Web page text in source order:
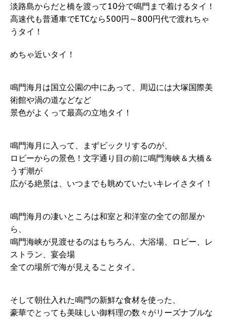
淡路島からだと橋を渡って10分で鳴門まで着けるタイ！
高速代も普通車でETCなら500円～800円代で渡れちゃ
うタイ！
めちゃ近いタイ！
鳴門海月は国立公園の中にあって、周辺には大塚国際美
術館や渦の道などなど
景色がよくって最高の立地タイ！
鳴門海月に入って、まずビックリするのが、
ロビーからの景色！文字通り目の前に鳴門海峡＆大橋＆
うず潮が
広がる絶景は、いつまでも眺めていたいキレイさタイ！
鳴門海月の凄いところは和室と和洋室の全ての部屋か
ら、
鳴門海峡が見渡せるのはもちろん、大浴場、ロビー、レ
ストラン、宴会場
全ての場所で海が見えることタイ。
そして朝仕入れた鳴門の新鮮な食材を使った、
豪華でとっても美味しい御料理の数々がリーズナブルな